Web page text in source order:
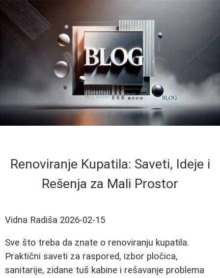
Renoviranje Kupatila: Saveti, Ideje i
Rešenja za Mali Prostor
Vidna Radiša 2026-02-15
Sve što treba da znate o renoviranju kupatila.
Praktični saveti za raspored, izbor pločica,
sanitarije, zidane tuš kabine i rešavanje problema